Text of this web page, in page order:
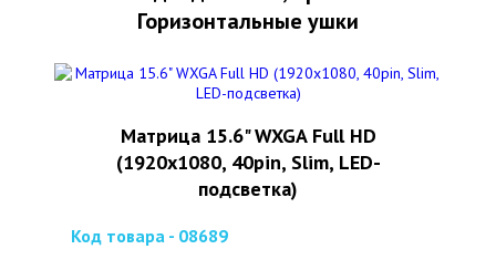
Горизонтальные ушки
Матрица 15.6" WXGA Full HD
(1920x1080, 40pin, Slim, LED-
подсветка)
Код товара - 08689